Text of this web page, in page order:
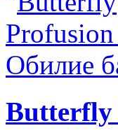
Butterfly